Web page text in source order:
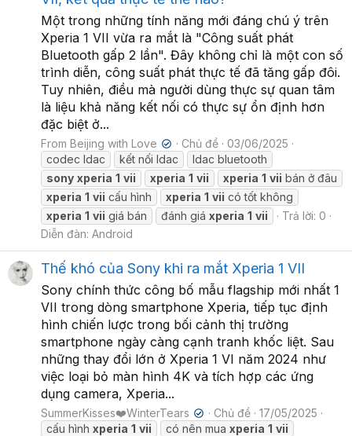
Một trong những tính năng mới đáng chú ý trên
Xperia 1 VII vừa ra mắt là "Công suất phát
Bluetooth gấp 2 lần". Đây không chỉ là một con số
trình diễn, công suất phát thực tế đã tăng gấp đôi.
Tuy nhiên, điều mà người dùng thực sự quan tâm
là liệu khả năng kết nối có thực sự ổn định hơn
đặc biệt ở...
From Beijing with Love ✔ Chủ đề
03/06/2025
codec ldac
kết nối ldac
ldac bluetooth
sony xperia 1 vii xperia 1 vii xperia 1 vii bán ở đâu
xperia 1 vii cấu hình xperia 1 vii có tốt không
xperia 1 vii giá bán đánh giá xperia 1 vii
Trả lời: 0
Diễn đàn: Android
Thế khó của Sony khi ra mắt Xperia 1 VII
Sony chính thức công bố mẫu flagship mới nhất 1
VII trong dòng smartphone Xperia, tiếp tục định
hình chiến lược trong bối cảnh thị trường
smartphone ngày càng cạnh tranh khốc liệt. Sau
những thay đổi lớn ở Xperia 1 VI năm 2024 như
việc loại bỏ màn hình 4K và tích hợp các ứng
dụng camera, Xperia...
SummerKisses❤️WinterTears ✔ Chủ đề
17/05/2025
cấu hình xperia 1 vii có nên mua xperia 1 vii